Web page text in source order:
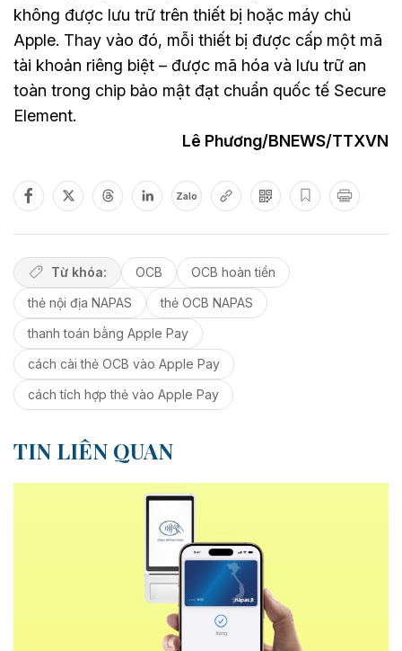
không được lưu trữ trên thiết bị hoặc máy chủ
Apple. Thay vào đó, mỗi thiết bị được cấp một mã
tài khoản riêng biệt – được mã hóa và lưu trữ an
toàn trong chip bảo mật đạt chuẩn quốc tế Secure
Element.
Lê Phương/BNEWS/TTXVN
Zalo
Từ khóa: OCB
OCB hoàn tiền
thẻ nội địa NAPAS
thẻ OCB NAPAS
thanh toán bằng Apple Pay
cách cài thẻ OCB vào Apple Pay
cách tích hợp thẻ vào Apple Pay
TIN LIÊN QUAN